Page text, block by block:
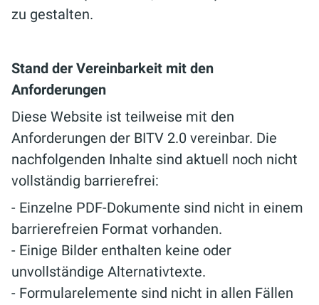
zu gestalten.
Stand der Vereinbarkeit mit den
Anforderungen
Diese Website ist teilweise mit den
Anforderungen der BITV 2.0 vereinbar. Die
nachfolgenden Inhalte sind aktuell noch nicht
vollständig barrierefrei:
- Einzelne PDF-Dokumente sind nicht in einem
barrierefreien Format vorhanden.
- Einige Bilder enthalten keine oder
unvollständige Alternativtexte.
- Formularelemente sind nicht in allen Fällen